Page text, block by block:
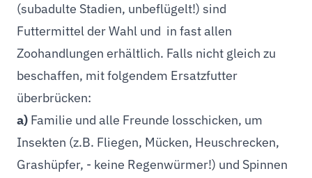
(subadulte Stadien, unbeflügelt!) sind
Futtermittel der Wahl und in fast allen
Zoohandlungen erhältlich. Falls nicht gleich zu
beschaffen, mit folgendem Ersatzfutter
überbrücken:
a) Familie und alle Freunde losschicken, um
Insekten (z.B. Fliegen, Mücken, Heuschrecken,
Grashüpfer, - keine Regenwürmer!) und Spinnen